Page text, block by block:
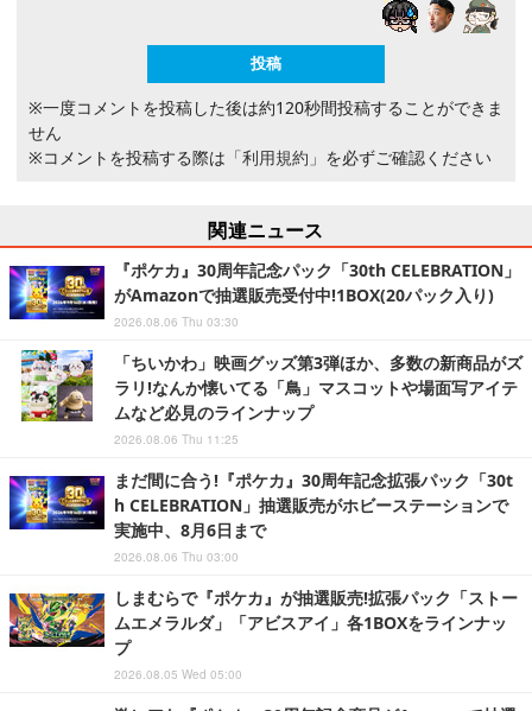
※一度コメントを投稿した後は約120秒間投稿することができま
せん
※コメントを投稿する際は 「利用規約」 を必ずご確認ください
関連ニュース
『ポケカ』30周年記念パック「30th CELEBRATION」
がAmazonで抽選販売受付中!1BOX(20パック入り)
2026.08.06 Thu 03:30
「ちいかわ」映画グッズ第3弾ほか、多数の新商品がズ
ラリ!なんか懐いてる「鳥」マスコットや場面写アイテ
ムなど必見のラインナップ
2026.08.06 Thu 11:25
まだ間に合う!『ポケカ』30周年記念拡張パック「30t
h CELEBRATION」抽選販売がホビーステーションで
実施中、8月6日まで
2026.08.06 Thu 03:00
しまむらで『ポケカ』が抽選販売!拡張パック「ストー
ムエメラルダ」「アビスアイ」各1BOXをラインナッ
プ
2026.08.05 Wed 05:00